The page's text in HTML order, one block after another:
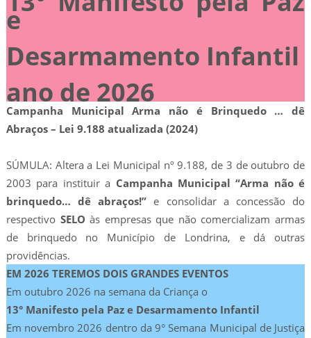
e
Desarmamento Infantil
ano de 2026
Campanha Municipal Arma não é Brinquedo … dê
Abraços – Lei 9.188 atualizada (2024)
SÚMULA: Altera a Lei Municipal nº 9.188, de 3 de outubro de
2003 para instituir a Campanha Municipal “Arma não é
brinquedo… dê abraços!” e consolidar a concessão do
respectivo SELO às empresas que não comercializam armas
de brinquedo no Município de Londrina, e dá outras
providências.
EM 2026 TEREMOS DOIS GRANDES EVENTOS
Em outubro 2026 na semana da Criança o
13° Manifesto pela Paz e Desarmamento Infantil
Em novembro 2026 dentro da 9° Semana Municipal de Justiça